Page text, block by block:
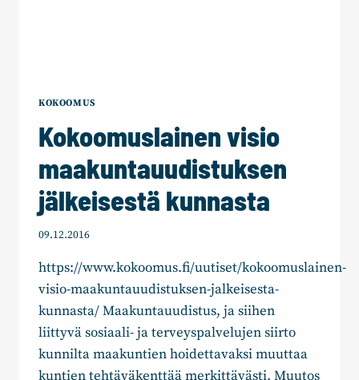
KOKOOMUS
Kokoomuslainen visio
maakuntauudistuksen
jälkeisestä kunnasta
09.12.2016
https://www.kokoomus.fi/uutiset/kokoomuslainen-
visio-maakuntauudistuksen-jalkeisesta-
kunnasta/ Maakuntauudistus, ja siihen
liittyvä sosiaali- ja terveyspalvelujen siirto
kunnilta maakuntien hoidettavaksi muuttaa
kuntien tehtäväkenttää merkittävästi. Muutos